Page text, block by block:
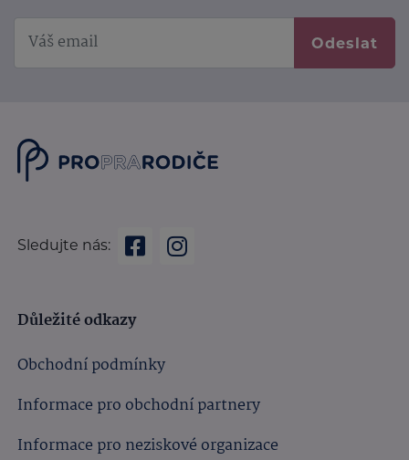
Odeslat
Sledujte nás:
Důležité odkazy
Obchodní podmínky
Informace pro obchodní partnery
Informace pro neziskové organizace